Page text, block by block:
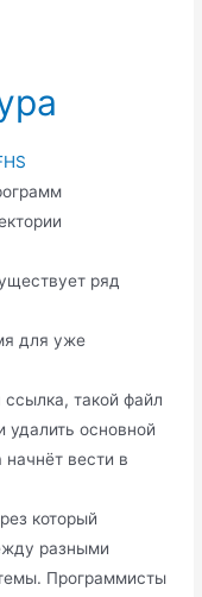
ряд
для уже
такой файл
удалить основной
вести в
который
разными
Программисты